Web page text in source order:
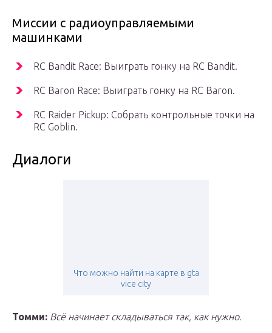
Миссии с радиоуправляемыми
машинками
RC Bandit Race: Выиграть гонку на RC Bandit.
RC Baron Race: Выиграть гонку на RC Baron.
RC Raider Pickup: Собрать контрольные точки на
RC Goblin.
Диалоги
Что можно найти на карте в gta
vice city
Томми: Всё начинает складываться так, как нужно.